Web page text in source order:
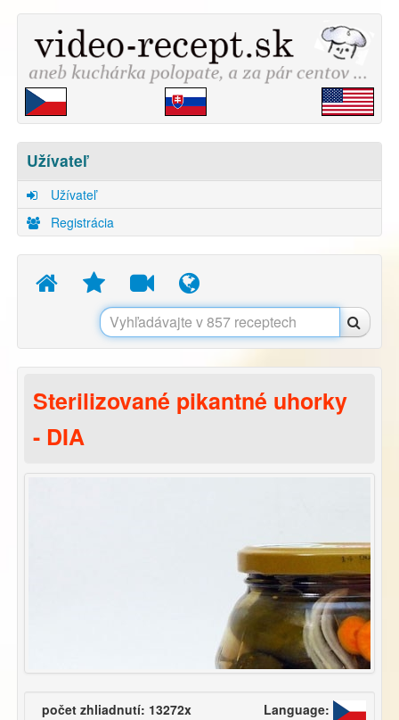
Užívateľ
Užívateľ
Registrácia
Sterilizované pikantné uhorky
- DIA
počet zhliadnutí: 13272x Language: